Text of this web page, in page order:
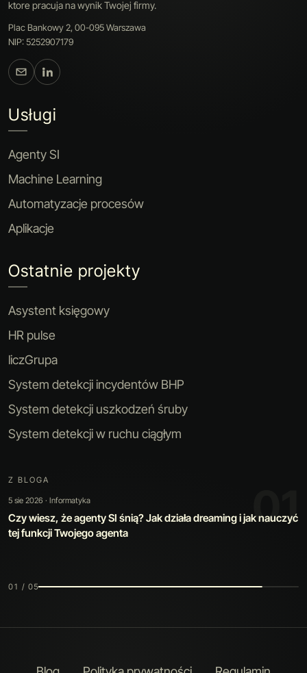
ktore pracuja na wynik Twojej firmy.
Plac Bankowy 2, 00-095 Warszawa
NIP: 5252907179
Usługi
Agenty SI
Machine Learning
Automatyzacje procesów
Aplikacje
Ostatnie projekty
Asystent księgowy
HR pulse
liczGrupa
System detekcji incydentów BHP
System detekcji uszkodzeń śruby
System detekcji w ruchu ciągłym
Z BLOGA 01
5 sie 2026 · Informatyka
Czy wiesz, że agenty SI śnią? Jak działa dreaming i jak nauczyć
tej funkcji Twojego agenta
01 / 05